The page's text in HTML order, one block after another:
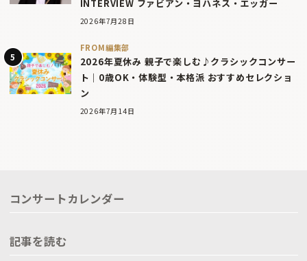
INTERVIEW ファビアン・ヨハネス・エッガー
2026年7月28日
FROM編集部
2026年夏休み 親子で楽しむ♪クラシックコンサー
ト｜0歳OK・体験型・本格派 おすすめセレクショ
ン
2026年7月14日
コンサートカレンダー
記事を読む